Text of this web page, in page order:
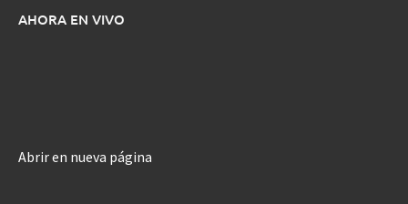
AHORA EN VIVO
Abrir en nueva página